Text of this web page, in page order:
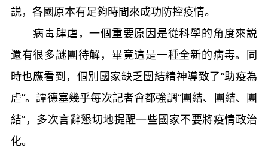
説，各國原本有足夠時間來成功防控疫情。
病毒肆虐，一個重要原因是從科學的角度來説
還有很多謎團待解，畢竟這是一種全新的病毒。同
時也應看到，個別國家缺乏團結精神導致了“助疫為
虐”。譚德塞幾乎每次記者會都強調“團結、團結、團
結”，多次言辭懇切地提醒一些國家不要將疫情政治
化。